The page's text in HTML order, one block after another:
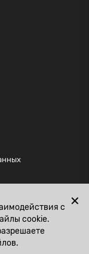
✕
с
cookie.